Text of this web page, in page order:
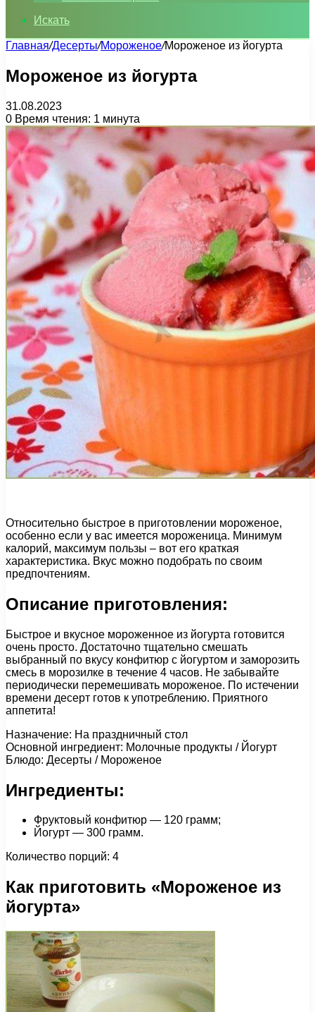
Искать
Главная/Десерты/Мороженое/Мороженое из йогурта
Мороженое из йогурта
31.08.2023
0 Время чтения: 1 минута
Относительно быстрое в приготовлении мороженое,
особенно если у вас имеется мороженица. Минимум
калорий, максимум пользы – вот его краткая
характеристика. Вкус можно подобрать по своим
предпочтениям.
Описание приготовления:
Быстрое и вкусное мороженное из йогурта готовится
очень просто. Достаточно тщательно смешать
выбранный по вкусу конфитюр с йогуртом и заморозить
смесь в морозилке в течение 4 часов. Не забывайте
периодически перемешивать мороженое. По истечении
времени десерт готов к употреблению. Приятного
аппетита!
Назначение: На праздничный стол
Основной ингредиент: Молочные продукты / Йогурт
Блюдо: Десерты / Мороженое
Ингредиенты:
Фруктовый конфитюр — 120 грамм;
Йогурт — 300 грамм.
Количество порций: 4
Как приготовить «Мороженое из
йогурта»